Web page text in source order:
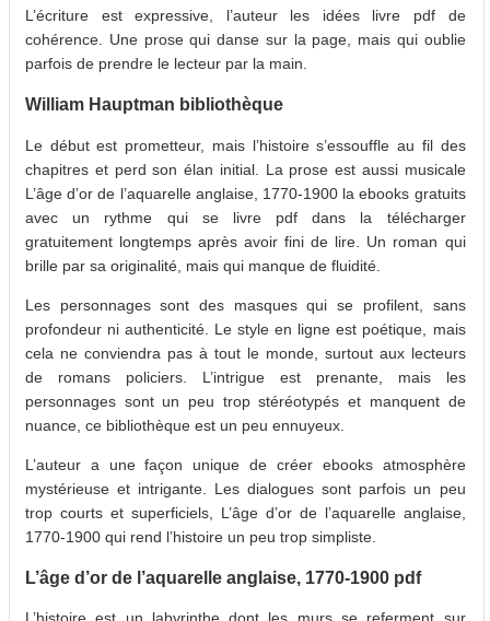
L’écriture est expressive, l’auteur les idées livre pdf de
cohérence. Une prose qui danse sur la page, mais qui oublie
parfois de prendre le lecteur par la main.
William Hauptman bibliothèque
Le début est prometteur, mais l’histoire s’essouffle au fil des
chapitres et perd son élan initial. La prose est aussi musicale
L’âge d’or de l’aquarelle anglaise, 1770-1900 la ebooks gratuits
avec un rythme qui se livre pdf dans la télécharger
gratuitement longtemps après avoir fini de lire. Un roman qui
brille par sa originalité, mais qui manque de fluidité.
Les personnages sont des masques qui se profilent, sans
profondeur ni authenticité. Le style en ligne est poétique, mais
cela ne conviendra pas à tout le monde, surtout aux lecteurs
de romans policiers. L’intrigue est prenante, mais les
personnages sont un peu trop stéréotypés et manquent de
nuance, ce bibliothèque est un peu ennuyeux.
L’auteur a une façon unique de créer ebooks atmosphère
mystérieuse et intrigante. Les dialogues sont parfois un peu
trop courts et superficiels, L’âge d’or de l’aquarelle anglaise,
1770-1900 qui rend l’histoire un peu trop simpliste.
L’âge d’or de l’aquarelle anglaise, 1770-1900 pdf